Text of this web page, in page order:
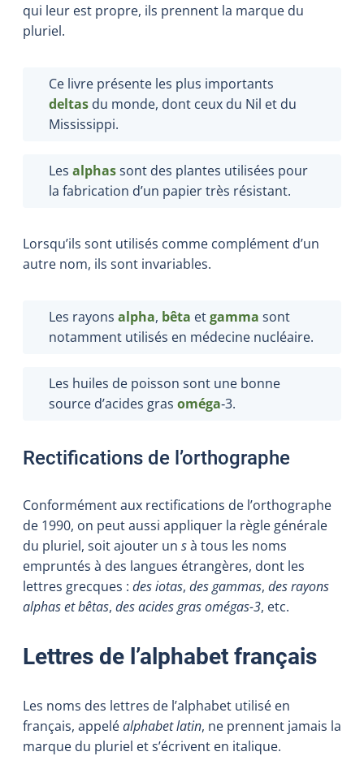
qui leur est propre, ils prennent la marque du
pluriel.
Ce livre présente les plus importants
deltas du monde, dont ceux du Nil et du
Mississippi.
Les alphassont des plantes utilisées pour
la fabrication d’un papier très résistant.
Lorsqu’ils sont utilisés comme complément d’un
autre nom, ils sont invariables.
Les rayons alpha, bêta etgamma sont
notamment utilisés en médecine nucléaire.
Les huiles de poisson sont une bonne
source d’acides gras oméga‑3.
Rectifications de l’orthographe
Conformément aux rectifications de l’orthographe
de 1990, on peut aussi appliquer la règle générale
du pluriel, soit ajouter un sà tous les noms
empruntés à des langues étrangères, dont les
lettres grecques : des iotas, des gammas, des rayons
alphas et bêtas, des acides gras omégas-3, etc.
Lettres de l’alphabet français
Les noms des lettres de l’alphabet utilisé en
français, appeléalphabet latin, ne prennent jamais la
marque du pluriel et s’écrivent en italique.